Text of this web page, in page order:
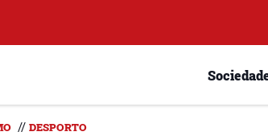
// DESPORTO